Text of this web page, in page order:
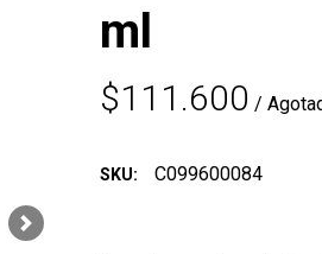
Next
ml
$111.600 /
SKU: C099600084